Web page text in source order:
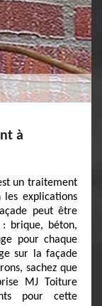
à
un traitement
explications
peut être
brique, béton,
pour chaque
sur la façade
sachez que
MJ Toiture
pour cette